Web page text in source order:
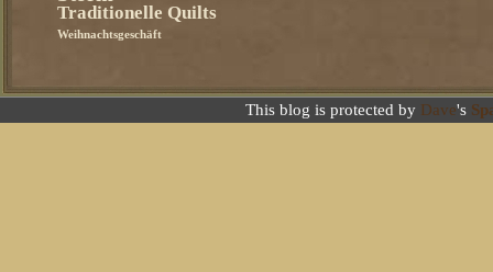
Traditionelle Quilts
Weihnachtsgeschäft
This blog is protected by Dave's